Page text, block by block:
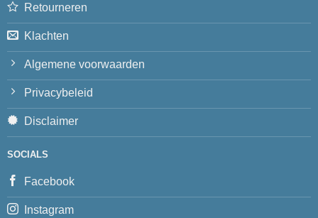
Retourneren
Klachten
Algemene voorwaarden
Privacybeleid
Disclaimer
SOCIALS
Facebook
Instagram